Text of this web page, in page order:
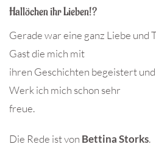
Hallöchen ihr Lieben!?
Gerade war eine ganz Liebe und
Gast die mich mit
ihren Geschichten begeistert
Werk ich mich schon sehr
freue.
Die Rede ist von Bettina Storks.